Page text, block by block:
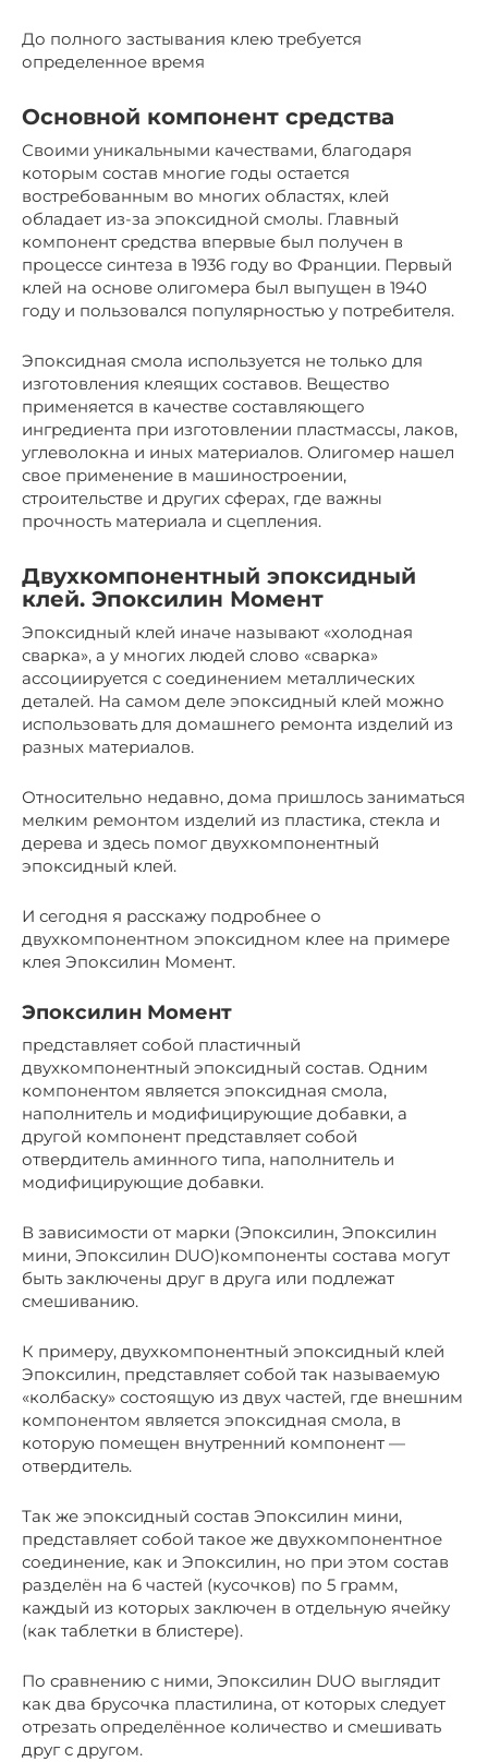
До полного застывания клею требуется
определенное время
Основной компонент средства
Своими уникальными качествами, благодаря
которым состав многие годы остается
востребованным во многих областях, клей
обладает из-за эпоксидной смолы. Главный
компонент средства впервые был получен в
процессе синтеза в 1936 году во Франции. Первый
клей на основе олигомера был выпущен в 1940
году и пользовался популярностью у потребителя.
Эпоксидная смола используется не только для
изготовления клеящих составов. Вещество
применяется в качестве составляющего
ингредиента при изготовлении пластмассы, лаков,
углеволокна и иных материалов. Олигомер нашел
свое применение в машиностроении,
строительстве и других сферах, где важны
прочность материала и сцепления.
Двухкомпонентный эпоксидный
клей. Эпоксилин Момент
Эпоксидный клей иначе называют «холодная
сварка», а у многих людей слово «сварка»
ассоциируется с соединением металлических
деталей. На самом деле эпоксидный клей можно
использовать для домашнего ремонта изделий из
разных материалов.
Относительно недавно, дома пришлось заниматься
мелким ремонтом изделий из пластика, стекла и
дерева и здесь помог двухкомпонентный
эпоксидный клей.
И сегодня я расскажу подробнее о
двухкомпонентном эпоксидном клее на примере
клея Эпоксилин Момент.
Эпоксилин Момент
представляет собой пластичный
двухкомпонентный эпоксидный состав. Одним
компонентом является эпоксидная смола,
наполнитель и модифицирующие добавки, а
другой компонент представляет собой
отвердитель аминного типа, наполнитель и
модифицирующие добавки.
В зависимости от марки (Эпоксилин, Эпоксилин
мини, Эпоксилин DUO)компоненты состава могут
быть заключены друг в друга или подлежат
смешиванию.
К примеру, двухкомпонентный эпоксидный клей
Эпоксилин, представляет собой так называемую
«колбаску» состоящую из двух частей, где внешним
компонентом является эпоксидная смола, в
которую помещен внутренний компонент —
отвердитель.
Так же эпоксидный состав Эпоксилин мини,
представляет собой такое же двухкомпонентное
соединение, как и Эпоксилин, но при этом состав
разделён на 6 частей (кусочков) по 5 грамм,
каждый из которых заключен в отдельную ячейку
(как таблетки в блистере).
По сравнению с ними, Эпоксилин DUO выглядит
как два брусочка пластилина, от которых следует
отрезать определённое количество и смешивать
друг с другом.